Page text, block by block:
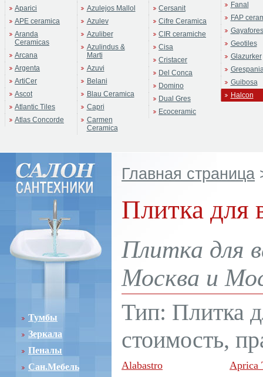
Aparici
APE ceramica
Aranda
Ceramicas
Arcana
Argenta
ArtiCer
Ascot
Atlantic Tiles
Atlas Concorde
Azulejos Mallol
Azulev
Azuliber
Azulindus &
Marti
Azuvi
Belani
Blau Ceramica
Capri
Carmen
Ceramica
Cersanit
Cifre Ceramica
CIR ceramiche
Cisa
Cristacer
Del Conca
Domino
Dual Gres
Ecoceramic
Fanal
FAP
Gayafores
Geotiles
Glazurker
Guibosa
Halcon
Тумбы
Зеркала
Пеналы
Сан.Мебель
Главная страница
Плитка для
Плитка для
Москва и
Тип: Плитка
стоимость,
Alabastro Aprica